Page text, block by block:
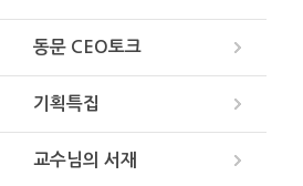
동문 CEO토크
기획특집
교수님의 서재